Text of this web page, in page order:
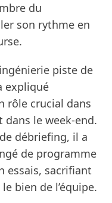
du
son rythme en
piste de
expliqué
rôle crucial dans
le week-end.
débriefing, il a
de programme
essais, sacrifiant
bien de l’équipe.